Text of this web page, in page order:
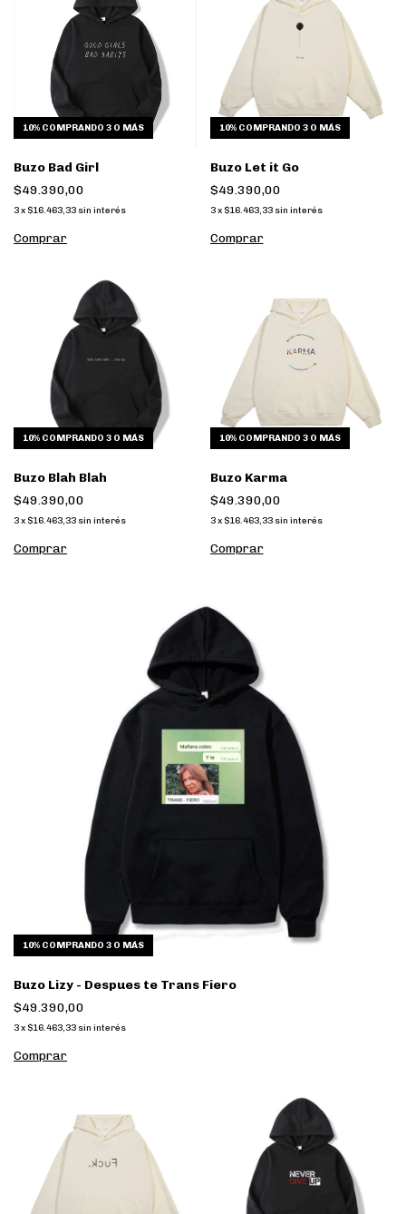
10% COMPRANDO 3 O MÁS
Buzo Bad Girl
$49.390,00
3x $16.463,33 sin interés
Comprar
10% COMPRANDO 3 O MÁS
Buzo Let it Go
$49.390,00
3 x $16.463,33 sin interés
Comprar
10% COMPRANDO 3 O MÁS
Buzo Blah Blah
$49.390,00
3x $16.463,33 sin interés
Comprar
10% COMPRANDO 3 O MÁS
Buzo Karma
$49.390,00
3 x $16.463,33 sin interés
Comprar
10% COMPRANDO 3 O MÁS
Buzo Lizy - Despues te Trans Fiero
$49.390,00
3x $16.463,33 sin interés
Comprar